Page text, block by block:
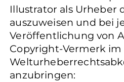
Illustrator als Urheber
auszuweisen und bei
Veröffentlichung von
Copyright-Vermerk im
anzubringen: